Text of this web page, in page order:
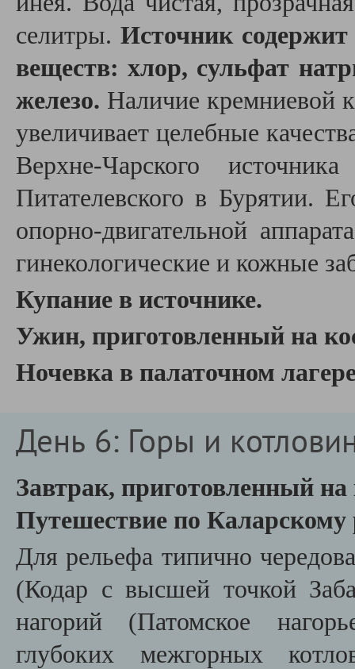
селитры. Источник
веществ: хлор, сульфат
железо. Наличие кремниевой
увеличивает целебные
Верхне-Чарского
Питателевского в Бурятии.
опорно-двигательной
гинекологические и кожные
Купание в источнике.
Ужин, приготовленный на
Ночевка в палаточном
День 6: Горы и
Завтрак, приготовленный на
Путешествие по Каларскому
Для рельефа типично
(Кодар с высшей точкой
нагорий (Патомское
глубоких межгорных